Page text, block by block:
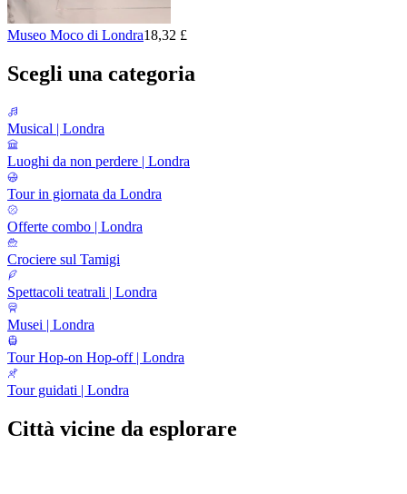
Museo Moco di Londra18,32 £
Scegli una categoria
Musical | Londra
Luoghi da non perdere | Londra
Tour in giornata da Londra
Offerte combo | Londra
Crociere sul Tamigi
Spettacoli teatrali | Londra
Musei | Londra
Tour Hop-on Hop-off | Londra
Tour guidati | Londra
Città vicine da esplorare